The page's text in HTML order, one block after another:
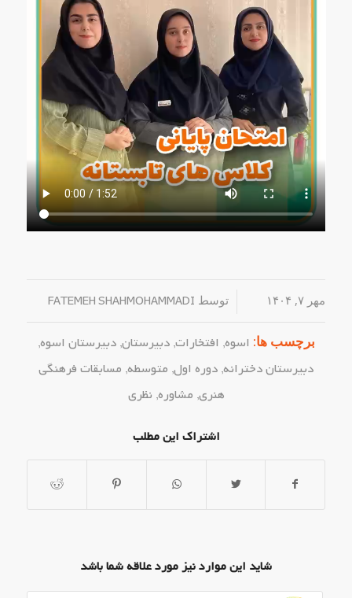
مهر ۷, ۱۴۰۴ / توسط FATEMEH SHAHMOHAMMADI
برچسب ها: اسوه, افتخارات,دبیرستان,دبیرستان اسوه,
دبیرستان دخترانه, دوره اول, متوسطه, مسابقات فرهنگی
هنری, مشاوره, نظری
اشتراک این مطلب
شاید این موارد نیز مورد علاقه شما باشد